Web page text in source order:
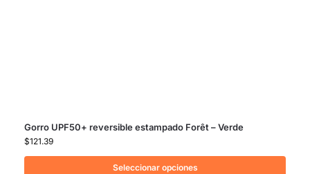
Gorro UPF50+ reversible estampado Forêt – Verde
$121.39
Seleccionar opciones